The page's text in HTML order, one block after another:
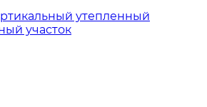
утепленный
участок